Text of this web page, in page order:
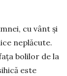
cu vânt și
neplăcute.
bolilor de la
este